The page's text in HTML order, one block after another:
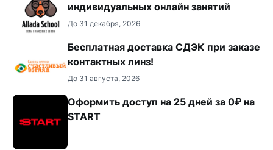
индивидуальных онлайн занятий
До 31 декабря, 2026
Бесплатная доставка СДЭК при заказе
контактных линз!
До 31 августа, 2026
Оформить доступ на 25 дней за 0₽ на
START